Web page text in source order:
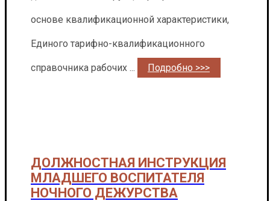
основе квалификационной характеристики,
Единого тарифно-квалификационного
справочника рабочих ... Подробно >>>
ДОЛЖНОСТНАЯ ИНСТРУКЦИЯ
МЛАДШЕГО ВОСПИТАТЕЛЯ
НОЧНОГО ДЕЖУРСТВА